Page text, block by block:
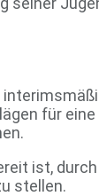
für
ist,
stellen.